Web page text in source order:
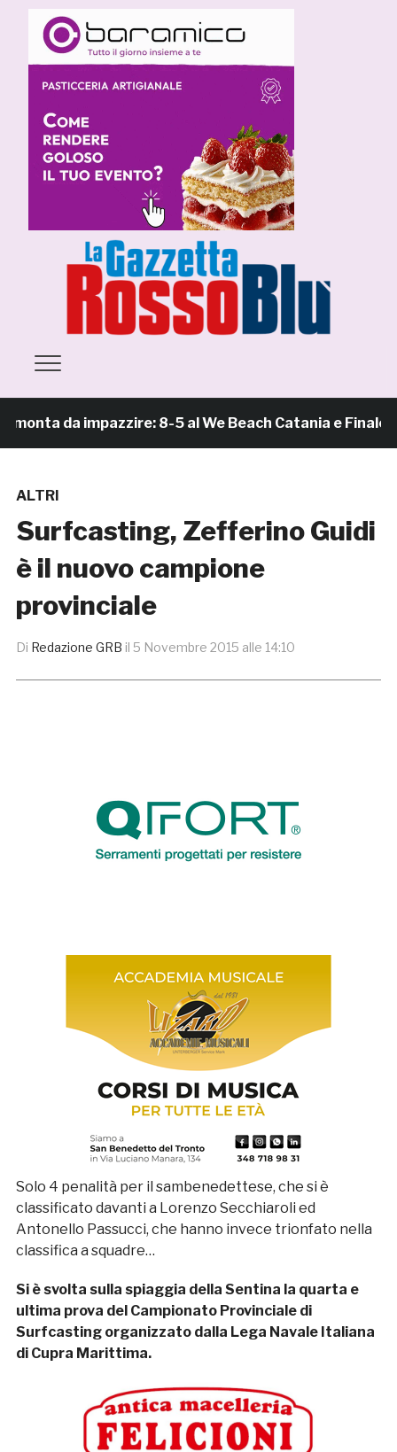
da impazzire: 8-5 al We Beach Catania e Finale
ALTRI
Surfcasting, Zefferino Guidi
è il nuovo campione
provinciale
Di Redazione GRB il 5 Novembre 2015 alle 14:10
Solo 4 penalità per il sambenedettese, che si è
classificato davanti a Lorenzo Secchiaroli ed
Antonello Passucci, che hanno invece trionfato nella
classifica a squadre…
Si è svolta sulla spiaggia della Sentina la quarta e
ultima prova del Campionato Provinciale di
Surfcasting organizzato dalla Lega Navale Italiana
di Cupra Marittima.